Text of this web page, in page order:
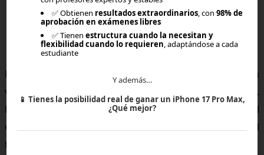
Brincus y el desarrollo integral
Brincus combina planificación estructurada, clases en
vivo todos los días y acompañamiento psicopedagógico.
Esto permite que la modalidad online no se limite al
contenido, sino que fortalezca habilidades clave para el
futuro.
✅ Obtienen resultados extraordinarios, con98% de
aprobación en exámenes libres
✅ Tienenestructura cuando la necesitan y
flexibilidad cuando lo requieren, adaptándose a cada
estudiante
Y además…
📱 Tienes la posibilidad real de ganar un iPhone 17 Pro Max,
¿Qué mejor?